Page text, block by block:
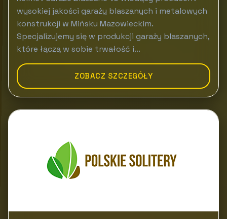
wysokiej jakości garaży blaszanych i metalowych
konstrukcji w Mińsku Mazowieckim.
Specjalizujemy się w produkcji garaży blaszanych,
które łączą w sobie trwałość i...
ZOBACZ SZCZEGÓŁY